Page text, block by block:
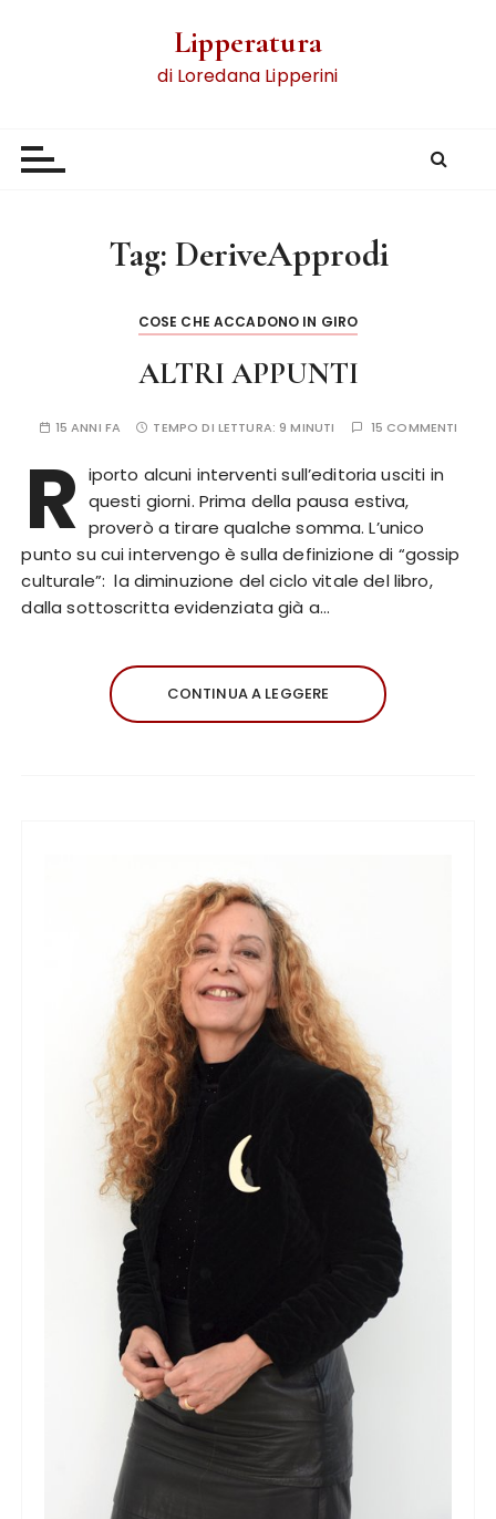
Lipperatura
di Loredana Lipperini
Tag: DeriveApprodi
COSE CHE ACCADONO IN GIRO
ALTRI APPUNTI
15 ANNI FA TEMPO DI LETTURA: 9 MINUTI 15 COMMENTI
R iporto alcuni interventi sull’editoria usciti in
questi giorni. Prima della pausa estiva,
proverò a tirare qualche somma. L’unico
punto su cui intervengo è sulla definizione di “gossip
culturale”: la diminuzione del ciclo vitale del libro,
dalla sottoscritta evidenziata già a…
CONTINUA A LEGGERE